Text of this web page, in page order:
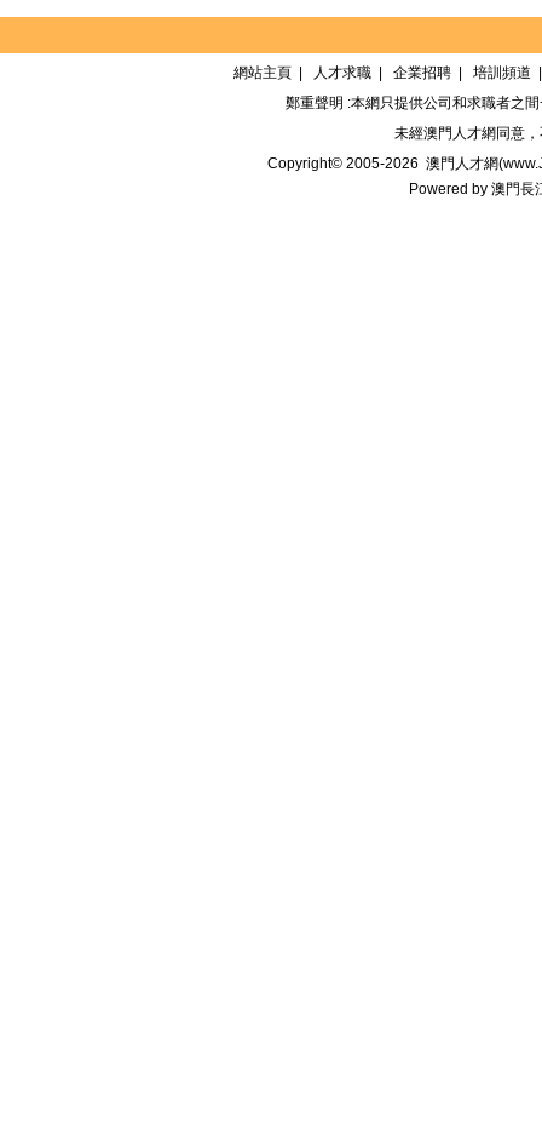
網站主頁 人才求職 企業招聘 培訓頻道
鄭重聲明 :本網只提供公司和求職者之
未經澳門人才網 同意
Copyright© 2005-2026 澳門人才網
Powered by 澳門長